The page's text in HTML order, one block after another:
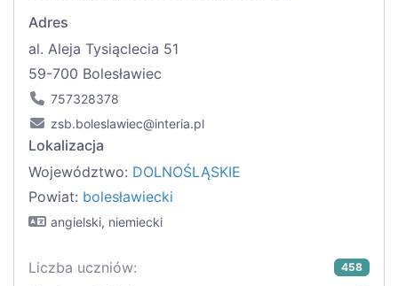
Adres
al. Aleja Tysiąclecia 51
59-700 Bolesławiec
757328378
zsb.boleslawiec@interia.pl
Lokalizacja
Województwo: DOLNOŚLĄSKIE
Powiat: bolesławiecki
angielski, niemiecki
Liczba uczniów: 458